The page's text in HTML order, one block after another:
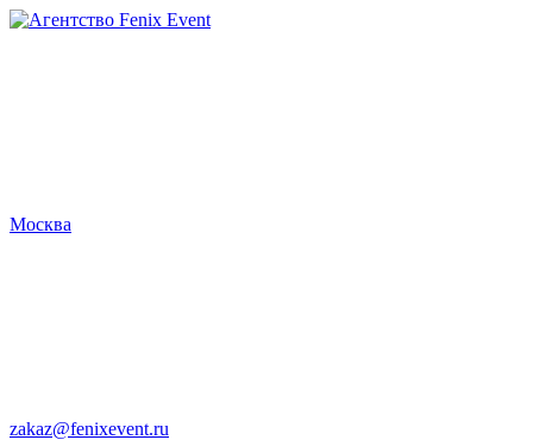
Агентство
Москва
zakaz@fenixevent.ru